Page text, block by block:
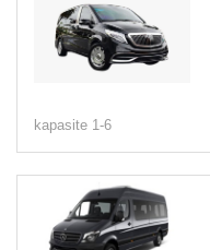
kapasite 1-6